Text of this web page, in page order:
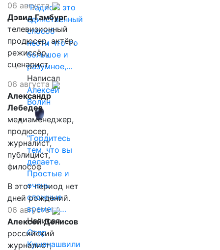
"Радио - это
единственный
способ
нести что-то
большое и
разумное,…
Написал
Алексей
Волин
"Гордитесь
тем, что вы
делаете.
Простые и
очень
сложные
времена…
Написал
Отар
Кушанашвили
06 августа
Дэвид Гамбург
телевизионный
продюсер, актёр,
режиссёр,
сценарист
06 августа
Александр
Лебедев
медиаменеджер,
продюсер,
журналист,
публицист,
философ
В этот период нет
дней рождений.
06 августа
Алексей Денисов
российский
журналист,